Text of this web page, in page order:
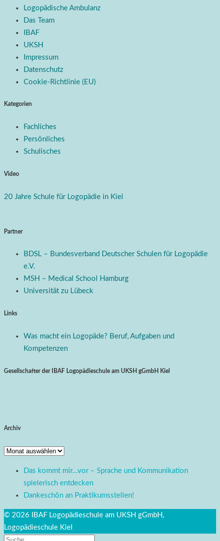
Logopädische Ambulanz
Das Team
IBAF
UKSH
Impressum
Datenschutz
Cookie-Richtlinie (EU)
Kategorien
Fachliches
Persönliches
Schulisches
Video
20 Jahre Schule für Logopädie in Kiel
Partner
BDSL – Bundesverband Deutscher Schulen für Logopädie
e.V.
MSH – Medical School Hamburg
Universität zu Lübeck
Links
Was macht ein Logopäde? Beruf, Aufgaben und
Kompetenzen
Gesellschafter der IBAF Logopädieschule am UKSH gGmbH Kiel
Archiv
Archiv
Das kommt mir…vor – Sprache und Kommunikation
spielerisch entdecken
Dankeschön an Praktikumsstellen!
© 2026 IBAF Logopädieschule am UKSH gGmbH,
Logopädieschule Kiel